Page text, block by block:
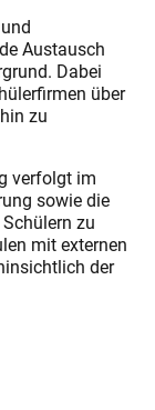
Austausch
Dabei
über
zu
verfolgt im
sowie die
zu
mit externen
der